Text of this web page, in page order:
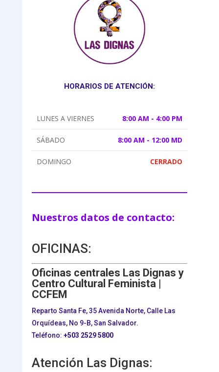
HORARIOS DE ATENCIÓN:
LUNES A VIERNES 8:00 AM - 4:00 PM
SÁBADO 8:00 AM - 12:00 MD
DOMINGO CERRADO
Nuestros datos de contacto:
OFICINAS:
Oficinas centrales Las Dignas y
Centro Cultural Feminista |
CCFEM
Reparto Santa Fe, 35 Avenida Norte, Calle Las
Orquídeas, No 9-B, San Salvador.
Teléfono: +503 2529 5800
Atención Las Dignas: